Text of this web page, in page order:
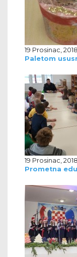
19 Prosinac, 2018
Paletom
19 Prosinac, 2018
Prometna